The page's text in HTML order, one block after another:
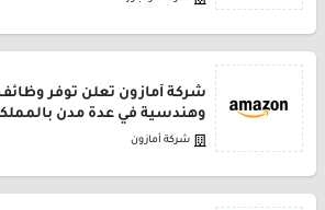
شركة أمازون تعلن توفر وظائف
وهندسية في عدة مدن
شركة أمازون